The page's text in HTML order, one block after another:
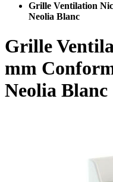
Grille Ventilation
Neolia Blanc
Grille
mm
Neolia Blanc